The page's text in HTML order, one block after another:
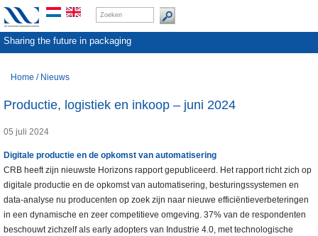
Sharing the future in packaging
Home / Nieuws
Productie, logistiek en inkoop – juni 2024
05 juli 2024
Digitale productie en de opkomst van automatisering
CRB heeft zijn nieuwste Horizons rapport gepubliceerd. Het rapport richt zich op
digitale productie en de opkomst van automatisering, besturingssystemen en
data-analyse nu producenten op zoek zijn naar nieuwe efficiëntieverbeteringen
in een dynamische en zeer competitieve omgeving. 37% van de respondenten
beschouwt zichzelf als early adopters van Industrie 4.0, met technologische